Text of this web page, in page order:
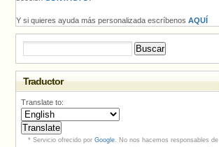
Y si quieres ayuda más personalizada escríbenos AQUÍ
Traductor
Translate to:
* Servicio ofrecido por Google. No nos hacemos responsables de